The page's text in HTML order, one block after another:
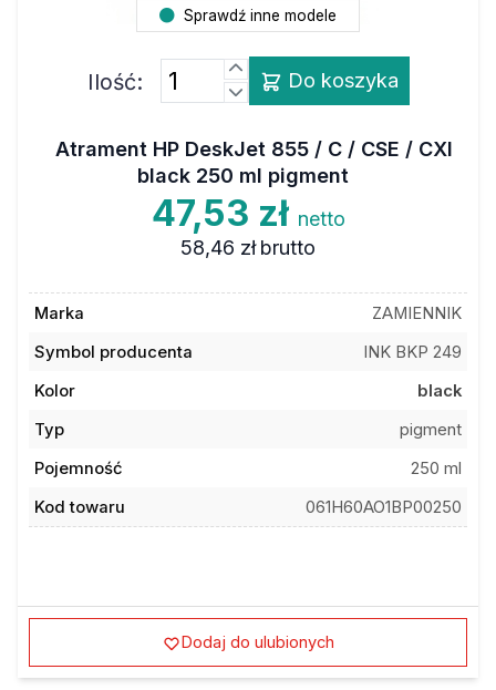
Sprawdź inne modele
Ilość: Do koszyka
Atrament HP DeskJet 855 / C / CSE / CXI
black 250 ml pigment
47,53 zł netto
58,46 zł brutto
Marka
ZAMIENNIK
Symbol producenta
INK BKP 249
Kolor
black
Typ
pigment
Pojemność
250 ml
Kod towaru
061H60AO1BP00250
Dodaj do ulubionych